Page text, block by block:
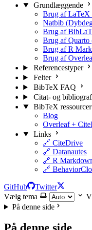
Grundlæggende
Brug af LaTeX
Natbib
Brug af
Brug af Quarto
Brug af R
Brug af
Referencestyper
Felter
BibTeX FAQ
Citat- og
BibTeX ressourcer
Blog
Overleaf +
Links
🔗 CiteDrive
🔗 Datanautes
🔗 R
🔗
GitHub
Twitter
Vælg tema
På denne side